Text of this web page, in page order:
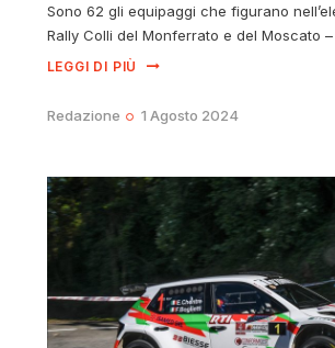
Sono 62 gli equipaggi che figurano
Rally Colli del Monferrato e del Moscato
LEGGI DI PIÙ
Redazione 1 Agosto 2024